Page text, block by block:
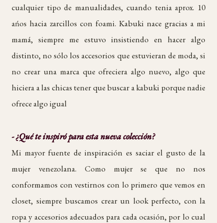
cualquier tipo de manualidades, cuando tenia aprox. 10
ańos hacia zarcillos con foami. Kabuki nace gracias a mi
mamá, siempre me estuvo insistiendo en hacer algo
distinto, no sólo los accesorios que estuvieran de moda, si
no crear una marca que ofreciera algo nuevo, algo que
hiciera a las chicas tener que buscar a kabuki porque nadie
ofrece algo igual
- ¿Qué te inspiró para esta nueva colección?
Mi mayor fuente de inspiración es saciar el gusto de la
mujer venezolana. Como mujer se que no nos
conformamos con vestirnos con lo primero que vemos en
closet, siempre buscamos crear un look perfecto, con la
ropa y accesorios adecuados para cada ocasión, por lo cual